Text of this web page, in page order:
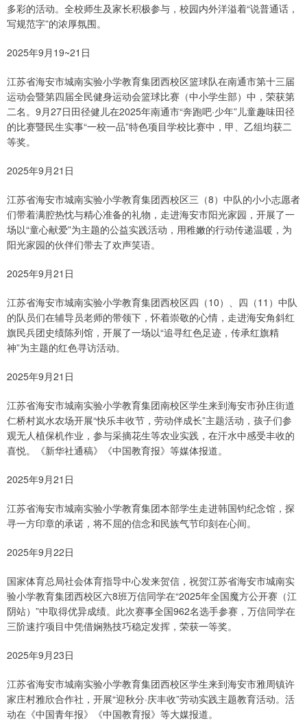
多彩的活动。全校师生及家长积极参与，校园内外洋溢着“说普通话，
写规范字”的浓厚氛围。
2025年9月19~21日
江苏省海安市城南实验小学教育集团西校区篮球队在南通市第十三届
运动会暨第四届全民健身运动会篮球比赛（中小学生部）中，荣获第
二名。9月27日田径健儿在2025年南通市“奔跑吧·少年”儿童趣味田径
的比赛暨民生实事“一校一品”特色项目学校比赛中，甲、乙组均获二
等奖。
2025年9月21日
江苏省海安市城南实验小学教育集团西校区三（8）中队的小小志愿者
们带着满腔热忱与精心准备的礼物，走进海安市阳光家园，开展了一
场以“童心献爱”为主题的公益实践活动，用稚嫩的行动传递温暖，为
阳光家园的伙伴们带去了欢声笑语。
2025年9月21日
江苏省海安市城南实验小学教育集团西校区四（10）、四（11）中队
的队员们在辅导员老师的带领下，怀着崇敬的心情，走进海安角斜红
旗民兵团史绩陈列馆，开展了一场以“追寻红色足迹，传承红旗精
神”为主题的红色寻访活动。
2025年9月21日
江苏省海安市城南实验小学教育集团南校区学生来到海安市孙庄街道
仁桥村岚水农场开展“快乐丰收节，劳动伴成长”主题活动，孩子们参
观无人植保机作业，参与采摘花生等农业实践，在汗水中感受丰收的
喜悦。《新华社通稿》《中国教育报》等媒体报道。
2025年9月21日
江苏省海安市城南实验小学教育集团本部学生走进韩国钧纪念馆，探
寻一方印章的承诺，将不屈的信念和民族气节印刻在心间。
2025年9月22日
国家体育总局社会体育指导中心发来贺信，祝贺江苏省海安市城南实
验小学教育集团西校区六8班万信同学在“2025年全国魔方公开赛（江
阴站）”中取得优异成绩。此次赛事全国962名选手参赛，万信同学在
三阶速拧项目中凭借娴熟技巧稳定发挥，荣获一等奖。
2025年9月23日
江苏省海安市城南实验小学教育集团西校区学生来到海安市雅周镇许
家庄村雅欣合作社，开展“迎秋分·庆丰收”劳动实践主题教育活动。活
动在《中国青年报》《中国教育报》等大媒报道。